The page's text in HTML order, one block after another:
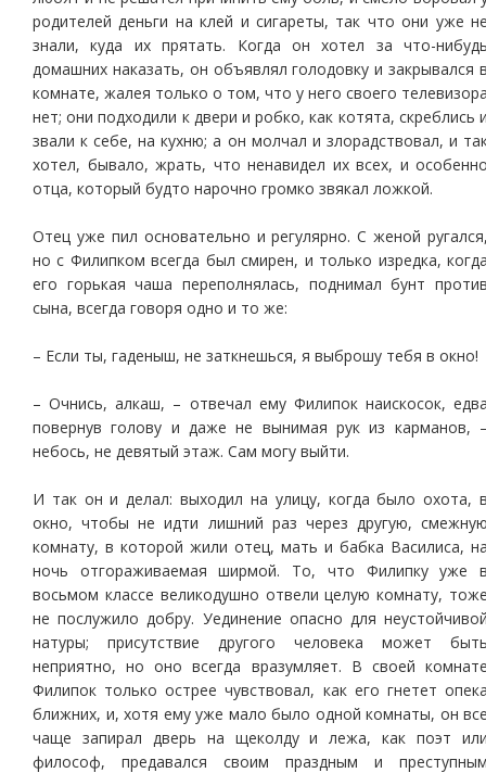
родителей деньги на клей и сигареты, так что они уже
знали, куда их прятать. Когда он хотел за что-
домашних наказать, он объявлял голодовку и закрывался
комнате, жалея только о том, что у него своего
нет; они подходили к двери и робко, как котята, скреблись
звали к себе, на кухню; а он молчал и злорадствовал, и
хотел, бывало, жрать, что ненавидел их всех, и
отца, который будто нарочно громко звякал ложкой.
Отец уже пил основательно и регулярно. С женой
но с Филипком всегда был смирен, и только изредка,
его горькая чаша переполнялась, поднимал бунт
сына, всегда говоря одно и то же:
– Если ты, гаденыш, не заткнешься, я выброшу тебя в окно!
– Очнись, алкаш, – отвечал ему Филипок наискосок,
повернув голову и даже не вынимая рук из карманов,
небось, не девятый этаж. Сам могу выйти.
И так он и делал: выходил на улицу, когда было охота,
окно, чтобы не идти лишний раз через другую,
комнату, в которой жили отец, мать и бабка Василиса,
ночь отгораживаемая ширмой. То, что Филипку уже
восьмом классе великодушно отвели целую комнату,
не послужило добру. Уединение опасно для
натуры; присутствие другого человека может
неприятно, но оно всегда вразумляет. В своей
Филипок только острее чувствовал, как его гнетет
ближних, и, хотя ему уже мало было одной комнаты, он
чаще запирал дверь на щеколду и лежа, как поэт
философ, предавался своим праздным и